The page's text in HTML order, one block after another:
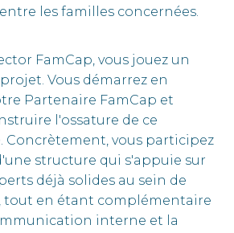
les familles concernées.
FamCap, vous jouez un
Vous démarrez en
Partenaire FamCap et
l'ossature de ce
Concrètement, vous participez
structure qui s'appuie sur
déjà solides au sein de
tout en étant complémentaire
interne et la